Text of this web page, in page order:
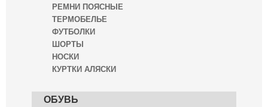
РЕМНИ ПОЯСНЫЕ
ТЕРМОБЕЛЬЕ
ФУТБОЛКИ
ШОРТЫ
НОСКИ
КУРТКИ АЛЯСКИ
ОБУВЬ